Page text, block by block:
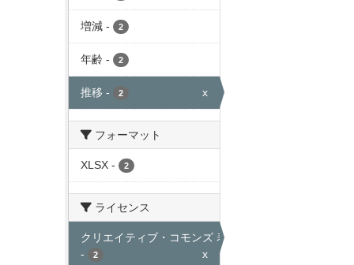
増減 - 2
年齢 - 2
推移 - 2 x
フォーマット
XLSX - 2
ライセンス
クリエイティブ・コモンズ 表示
-
2 x